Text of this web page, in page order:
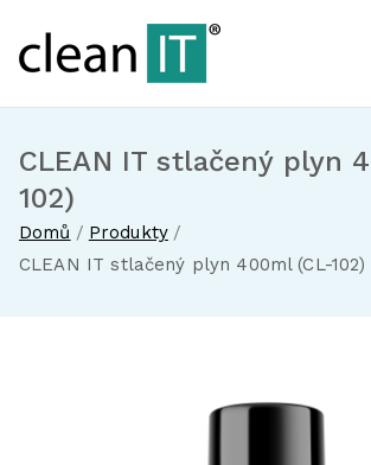
CLEAN IT stlačený plyn
102)
Domů
Produkty
CLEAN IT stlačený plyn 400ml (CL-102)